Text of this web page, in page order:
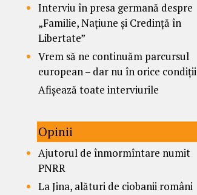
Interviu în presa germană despre
„Familie, Națiune și Credință în
Libertate”
Vrem să ne continuăm parcursul
european – dar nu în orice condiții
Afișează toate interviurile
Opinii
Ajutorul de înmormîntare numit
PNRR
La Jina, alături de ciobanii români